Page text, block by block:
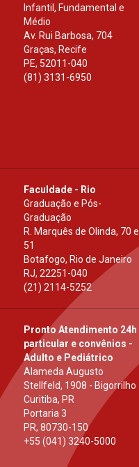
Infantil, Fundamental e
Médio
Av. Rui Barbosa, 704
Graças, Recife
PE, 52011-040
(81) 3131-6950
Faculdade - Rio
Graduação e Pós-
Graduação
R. Marquês de Olinda, 70 e
51
Botafogo, Rio de Janeiro
RJ,22251-040
(21) 2114-5252
Pronto Atendimento 24h
particular e convênios -
Adulto e Pediátrico
Alameda Augusto
Stellfeld, 1908 - Bigorrilho
Curitiba, PR
Portaria 3
PR,80730-150
+55 (041) 3240-5000